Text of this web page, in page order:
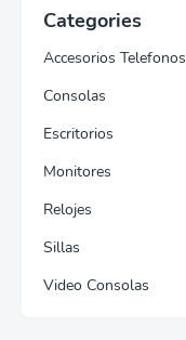
Categories
Accesorios Telefonos
Consolas
Escritorios
Monitores
Relojes
Sillas
Video Consolas